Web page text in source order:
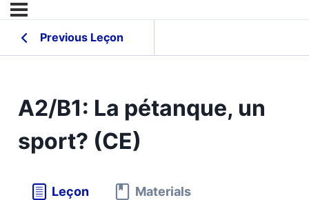
Previous Leçon
A2/B1: La pétanque, un
sport? (CE)
Leçon Materials